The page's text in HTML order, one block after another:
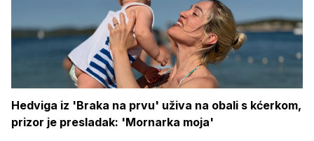
Hedviga iz 'Braka na prvu' uživa na obali s kćerkom,
prizor je presladak: 'Mornarka moja'